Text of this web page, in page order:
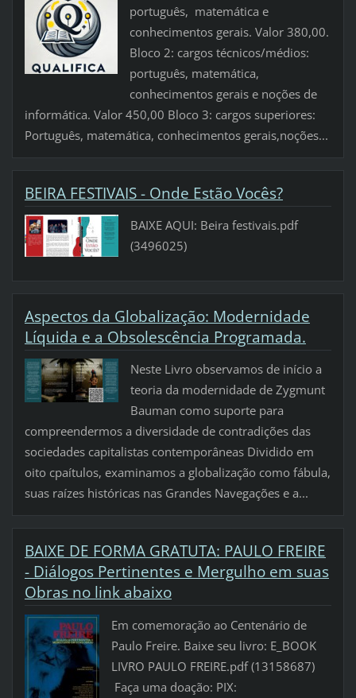
português, matemática e
conhecimentos gerais. Valor 380,00.
Bloco 2: cargos técnicos/médios:
português, matemática,
conhecimentos gerais e noções de
informática. Valor 450,00 Bloco 3: cargos superiores:
Português, matemática, conhecimentos gerais,noções...
BEIRA FESTIVAIS - Onde Estão Vocês?
BAIXE AQUI: Beira festivais.pdf
(3496025)
Aspectos da Globalização: Modernidade
Líquida e a Obsolescência Programada.
Neste Livro observamos de início a
teoria da modernidade de Zygmunt
Bauman como suporte para
compreendermos a diversidade de contradições das
sociedades capitalistas contemporâneas Dividido em
oito cpaítulos, examinamos a globalização como fábula,
suas raízes históricas nas Grandes Navegações e a...
BAIXE DE FORMA GRATUTA: PAULO FREIRE
- Diálogos Pertinentes e Mergulho em suas
Obras no link abaixo
Em comemoração ao Centenário de
Paulo Freire. Baixe seu livro: E_BOOK
LIVRO PAULO FREIRE.pdf (13158687)
Faça uma doação: PIX: